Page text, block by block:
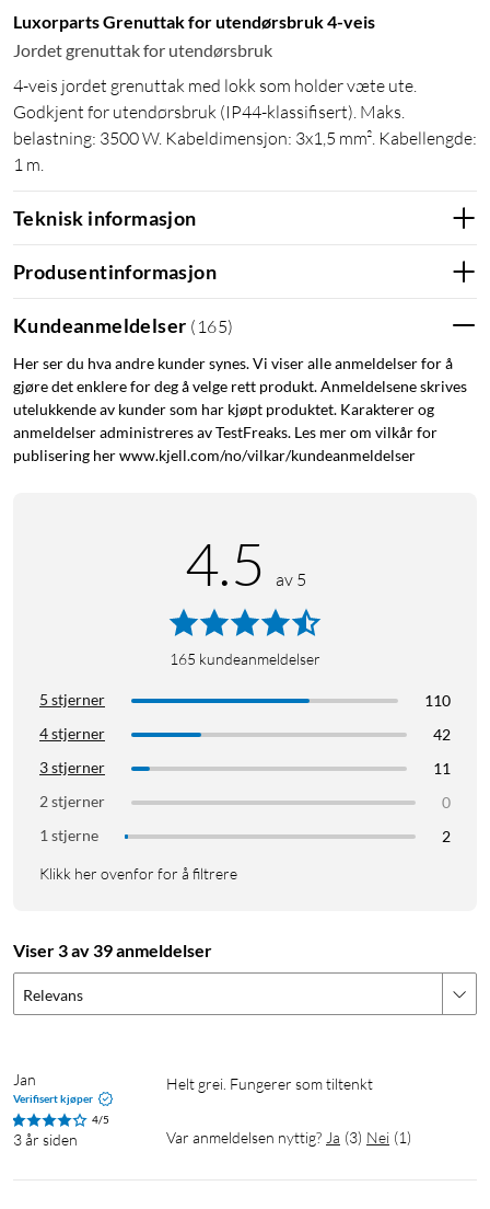
Luxorparts Grenuttak for utendørsbruk 4-veis
Jordet grenuttak for utendørsbruk
4-veis jordet grenuttak med lokk som holder væte ute.
Godkjent for utendørsbruk (IP44-klassifisert). Maks.
belastning: 3500 W. Kabeldimensjon: 3x1,5 mm². Kabellengde:
1 m.
Teknisk informasjon
Produsentinformasjon
Kundeanmeldelser ( 165)
Her ser du hva andre kunder synes. Vi viser alle anmeldelser for å
gjøre det enklere for deg å velge rett produkt. Anmeldelsene skrives
utelukkende av kunder som har kjøpt produktet. Karakterer og
anmeldelser administreres av TestFreaks. Les mer om vilkår for
publisering her www.kjell.com/no/vilkar/kundeanmeldelser
4.5 av 5
165 kundeanmeldelser
5 stjerner
110
4 stjerner
42
3 stjerner
11
2 stjerner
0
1 stjerne
2
Klikk her ovenfor for å filtrere
Viser 3 av 39 anmeldelser
Relevans
Jan
Verifisert kjøper
4/5
3 år siden
Helt grei. Fungerer som tiltenkt
Var anmeldelsen nyttig? Ja (3) Nei (1)